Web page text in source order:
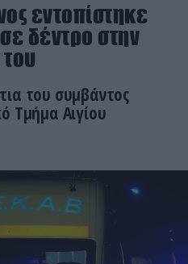
εντοπίστηκε
δέντρο στην
του συμβάντος
Τμήμα Αιγίου